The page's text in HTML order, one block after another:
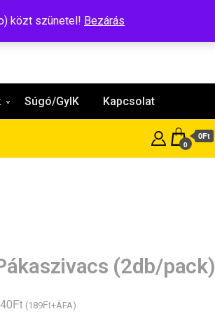
közt szünetel! Bezárás
Súgó/GyIK Kapcsolat
0
0Ft
(2db/pack)
Ft (189Ft+ÁFA)